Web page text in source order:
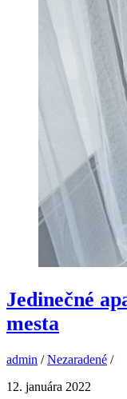
Jedinečné
mesta
admin / Nezaradené /
12. januára 2022